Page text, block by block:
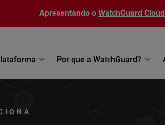
Apresentando o WatchGuard
Por que a WatchGuard?